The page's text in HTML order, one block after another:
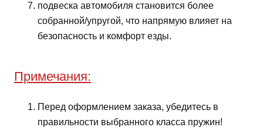
подвеска автомобиля становится более
собранной/упругой, что напрямую влияет на
безопасность и комфорт езды.
Примечания:
Перед оформлением заказа, убедитесь в
правильности выбранного класса пружин!